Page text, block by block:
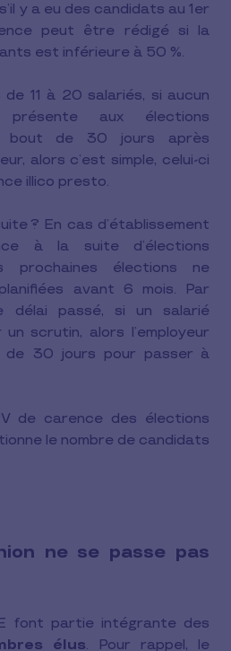
y a eu des candidats au 1er
peut être rédigé si la
est inférieure à 50 %.
11 à 20 salariés, si aucun
aux élections
bout de 30 jours après
alors c’est simple, celui-ci
illico presto.
? En cas d’établissement
à la suite d’élections
prochaines élections ne
avant 6 mois. Par
délai passé, si un salarié
un scrutin, alors l’employeur
de 30 jours pour passer à
de carence des élections
le nombre de candidats
ne se passe pas
font partie intégrante des
élus. Pour rappel, le